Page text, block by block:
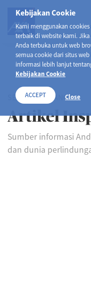
Kebijakan Cookie
Kami menggunakan
terbaik di website kami.
Anda terbuka untuk web
semua cookie dari situs
informasi lebih lanjut
Kebijakan Cookie
ACCEPT Close
SELAMAT DATANG DI
Artikel
Sumber informasi
dan dunia